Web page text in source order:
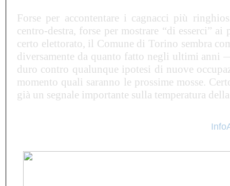
Forse per accontentare i cagnacci più
centro-destra, forse per mostrare “di esserci”
certo elettorato, il Comune di Torino sembra
diversamente da quanto fatto negli ultimi anni
duro contro qualunque ipotesi di nuove
momento quali saranno le prossime mosse.
già un segnale importante sulla temperatura